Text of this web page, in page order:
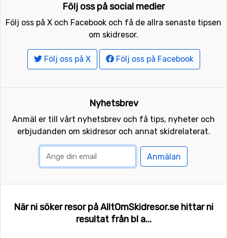
Följ oss på social medier
Följ oss på X och Facebook och få de allra senaste tipsen
om skidresor.
Följ oss på X Följ oss på Facebook
Nyhetsbrev
Anmäl er till vårt nyhetsbrev och få tips, nyheter och
erbjudanden om skidresor och annat skidrelaterat.
Anmälan
När ni söker resor på AlltOmSkidresor.se hittar ni
resultat från bl a...